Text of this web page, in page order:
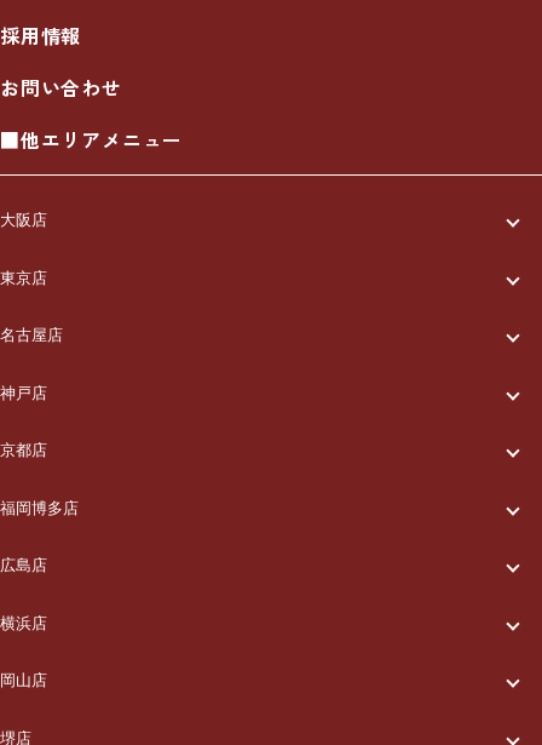
採用情報
お問い合わせ
■他エリアメニュー
大阪店
一休について
ご利用の流れ
メニュー/料金
出張エリア
ブログ
お知らせ
採用情報
お問い合わせ
東京店
一休について
ご利用の流れ
メニュー/料金
出張エリア
ブログ
お知らせ
採用情報
名古屋店
一休について
ご利用の流れ
メニュー/料金
出張エリア
ブログ
お知らせ
神戸店
一休について
ご利用の流れ
メニュー/料金
出張エリア
ブログ
京都店
一休について
ご利用の流れ
メニュー/料金
出張エリア
ブログ
福岡博多店
一休について
ご利用の流れ
メニュー/料金
出張エリア
広島店
一休について
ご利用の流れ
メニュー/料金
横浜店
一休について
ご利用の流れ
岡山店
一休について
堺店